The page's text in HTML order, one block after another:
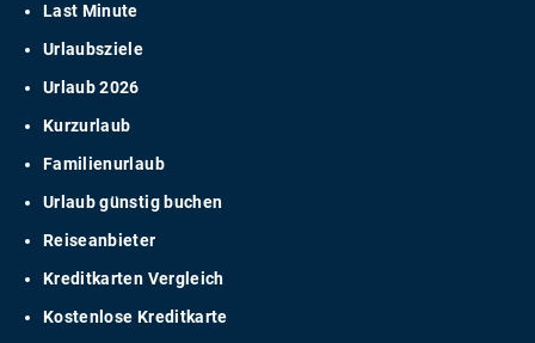
Last Minute
Urlaubsziele
Urlaub 2026
Kurzurlaub
Familienurlaub
Urlaub günstig buchen
Reiseanbieter
Kreditkarten Vergleich
Kostenlose Kreditkarte